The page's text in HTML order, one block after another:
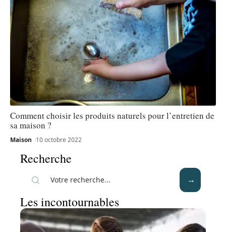
Comment choisir les produits naturels pour l’entretien de
sa maison ?
Maison 10 octobre 2022
Recherche
Les incontournables